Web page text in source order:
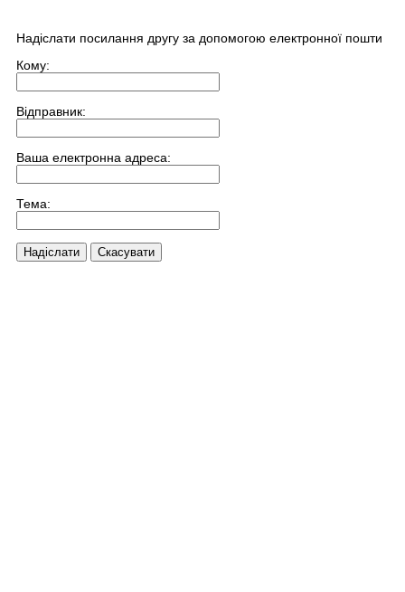
Надіслати посилання другу за допомогою електронної пошти
Кому:
Відправник:
Ваша електронна адреса:
Тема:
Надіслати Скасувати